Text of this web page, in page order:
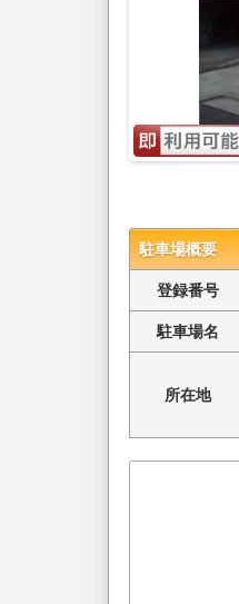
駐車場概要
登録番号
駐車場名
所在地